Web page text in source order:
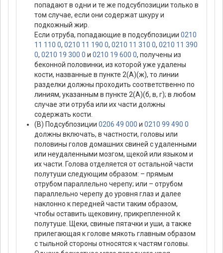
попадают в одни и те же подсубпозиции только в
том случае, если они содержат шкуру и
подкожный жир.
Если отруба, попадающие в подсубпозиции 0210
11 110 0, 0210 11 190 0, 0210 11 310 0, 0210 11 390
0, 0210 19 300 0 и 0210 19 600 0, получены из
беконной половинки, из которой уже удалены
кости, названные в пункте 2(А)(ж), то линии
разделки должны проходить соответственно по
линиям, указанным в пункте 2(А)(б, в, г); в любом
случае эти отруба или их части должны
содержать кости.
(В) Подсубпозиции 0206 49 000 и 0210 99 490 0
должны включать, в частности, головы или
половины голов домашних свиней с удаленными
или неудаленными мозгом, щекой или языком и
их части. Голова отделяется от остальной части
полутуши следующим образом: – прямым
отрубом параллельно черепу; или – отрубом
параллельно черепу до уровня глаз и далее
наклонно к передней части таким образом,
чтобы оставить щековину, прикрепленной к
полутуше. Щеки, свиные пятачки и уши, а также
прилегающая к голове мякоть главным образом
с тыльной стороны относятся к частям головы.